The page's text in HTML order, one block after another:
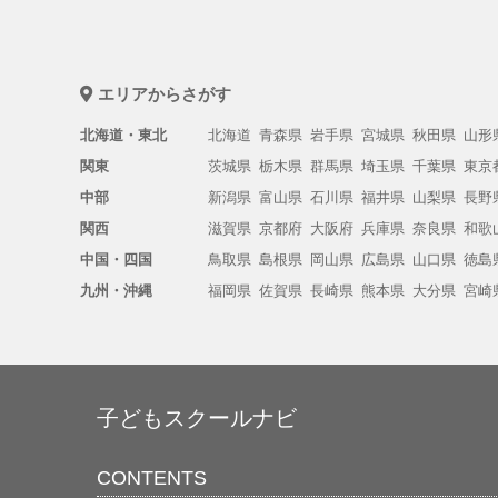
エリアからさがす
北海道・東北 北海道 青森県 岩手県 宮城県 秋田県 山形
関東
茨城県 栃木県 群馬県 埼玉県 千葉県 東京
中部
新潟県 富山県 石川県 福井県 山梨県 長野
関西
滋賀県 京都府 大阪府 兵庫県 奈良県 和歌
中国・四国
鳥取県 島根県 岡山県 広島県 山口県 徳島
九州・沖縄
福岡県 佐賀県 長崎県 熊本県 大分県 宮崎
子どもスクールナビ
CONTENTS